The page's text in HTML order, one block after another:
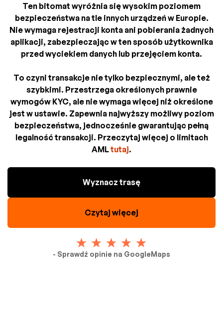
Ten bitomat wyróżnia się wysokim poziomem
bezpieczeństwa na tle innych urządzeń w Europie.
Nie wymaga rejestracji konta ani pobierania żadnych
aplikacji, zabezpieczając w ten sposób użytkownika
przed wyciekiem danych lub przejęciem konta.
To czyni transakcje nie tylko bezpiecznymi, ale też
szybkimi. Przestrzega określonych prawnie
wymogów KYC, ale nie wymaga więcej niż określone
jest w ustawie. Zapewnia najwyższy możliwy poziom
bezpieczeństwa, jednocześnie gwarantując pełną
legalność transakcji. Przeczytaj więcej o limitach
AMLtutaj.
Wyznacz trasę
Czytaj więcej
- Sprawdź opinie na GoogleMaps